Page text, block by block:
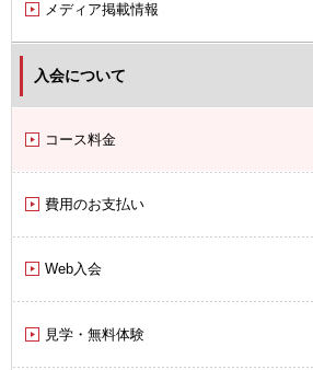
メディア掲載情報
入会について
コース料金
費用のお支払い
Web入会
見学・無料体験